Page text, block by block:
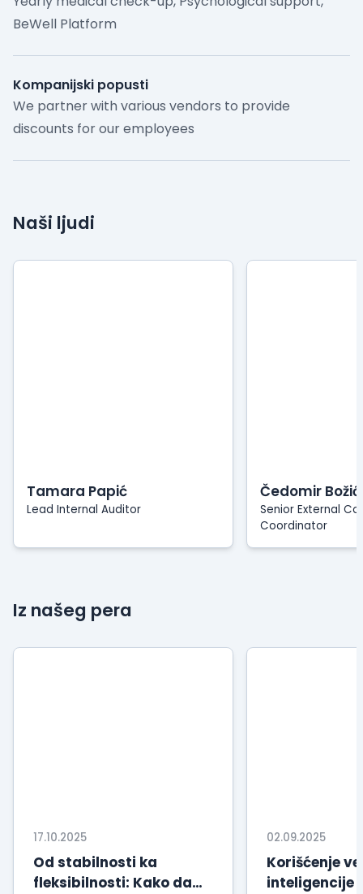
BeWell Platform
Kompanijski popusti
We partner with various vendors to provide
discounts for our employees
Naši ljudi
Tamara Papić
Lead Internal Auditor
Čedomir Božić
Senior External
Coordinator
Iz našeg pera
17.10.2025
Od stabilnosti ka
fleksibilnosti: Kako da
02.09.2025
Korišćenje
inteligencije